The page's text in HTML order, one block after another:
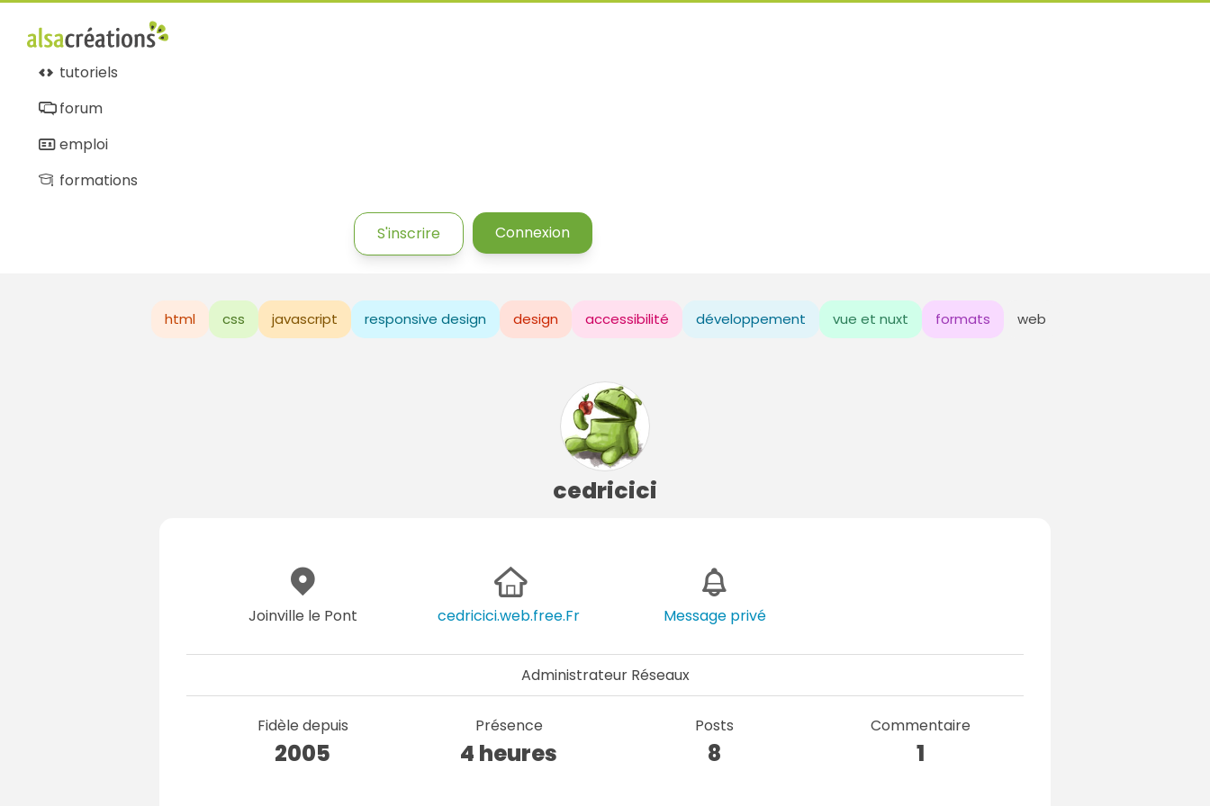
tutoriels
forum
emploi
formations
S'inscrire Connexion
html css javascript responsive design design accessibilité développement vue et nuxt formats web
cedricici
Joinville le Pont cedricici.web.free.Fr Message privé
Administrateur Réseaux
Fidèle depuis
2005
Présence
4 heures
Posts
8
Commentaire
1